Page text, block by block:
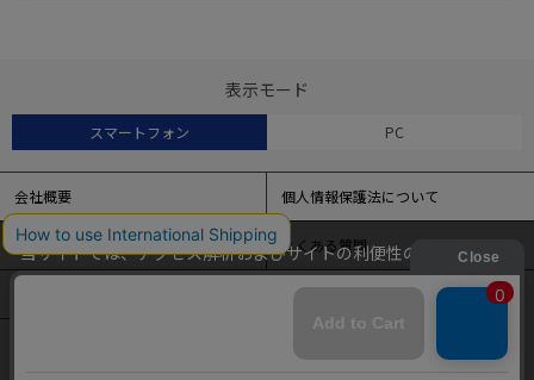
表示モード
スマートフォン PC
会社概要 個人情報保護法について
特定商取引法に基づく表記 よくある質問
簡体中文
当サイトでは、アクセス解析およびサイトの利便性の向上のため
にクッキー（Cookie）を使用しています。
をご覧くださ
本サイトの閲覧を続けることで、クッキーの使用を同意したとみ